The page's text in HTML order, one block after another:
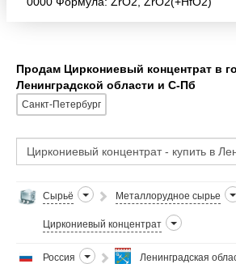
Продам Циркониевый концентрат в
Ленинградской области и С-Пб
Санкт-Петербург
Сырьё Металлорудное сырье
Циркониевый концентрат
Россия Ленинградская